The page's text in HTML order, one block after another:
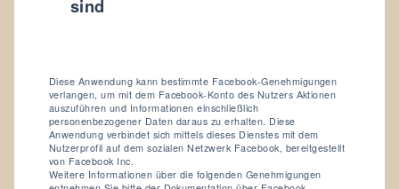
sind
Diese Anwendung kann bestimmte Facebook-Genehmigungen
verlangen, um mit dem Facebook-Konto des Nutzers Aktionen
auszuführen und Informationen einschließlich
personenbezogener Daten daraus zu erhalten. Diese
Anwendung verbindet sich mittels dieses Dienstes mit dem
Nutzerprofil auf dem sozialen Netzwerk Facebook, bereitgestellt
von Facebook Inc.
Weitere Informationen über die folgenden Genehmigungen